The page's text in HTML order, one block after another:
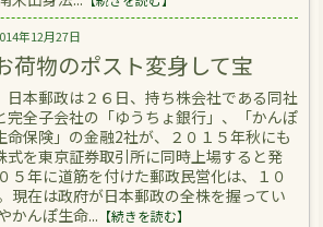
年12月27日
荷物のポスト変身して宝
日本郵政は２６日、持ち株会社である同社
完全子会社の「ゆうちょ銀行」、「かんぽ
命保険」の金融2社が、２０１５年秋にも
式を東京証券取引所に同時上場すると発
５年に道筋を付けた郵政民営化は、１０
現在は政府が日本郵政の全株を握ってい
かんぽ生命... 【続きを読む】